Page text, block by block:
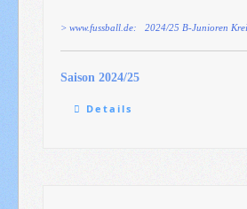
> www.fussball.de: 2024/25 B-Junioren
Saison 2024/25
Details